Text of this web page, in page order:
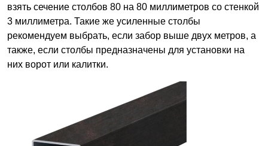
взять сечение столбов 80 на 80 миллиметров со стенкой
3 миллиметра. Такие же усиленные столбы
рекомендуем выбрать, если забор выше двух метров, а
также, если столбы предназначены для установки на
них ворот или калитки.